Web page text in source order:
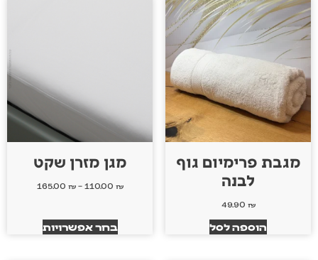
מגבת פרימיום גוף
לבנה
49.90 ₪
הוספה לסל
מגן מזרן שקט
110.00 ₪
–
165.00 ₪
בחר אפשרויות